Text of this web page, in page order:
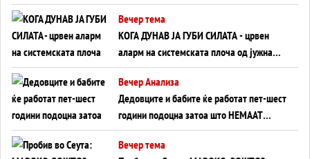
Вечер тема
КОГА ДУНАВ ЈА ГУБИ СИЛАТА - црвен
аларм на системската плоча од јужна
Германија до Црното Море...
Вечер Анализа
Дедовците и бабите ќе работат пет-шест
години подоцна затоа што НЕМААТ
ВНУЦИ ДА ГИ ЗАМЕНАТ
Вечер тема